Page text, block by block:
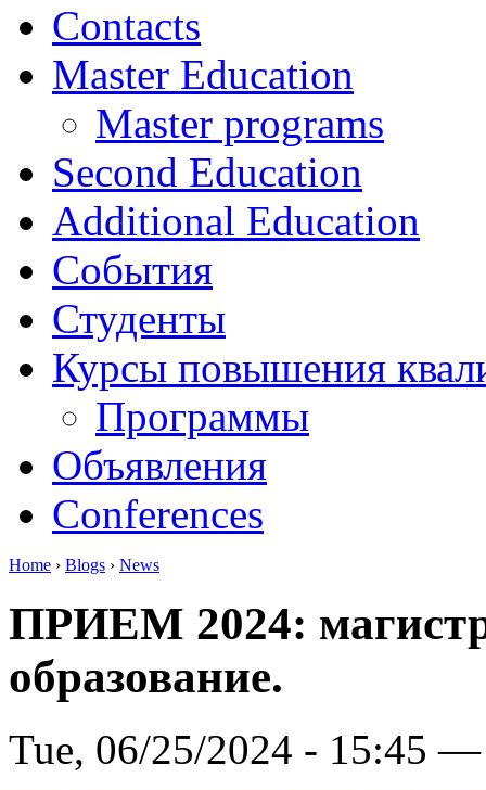
Contacts
Master Education
Master programs
Second Education
Additional Education
События
Студенты
Курсы повышения
Программы
Объявления
Conferences
Home › Blogs › News
ПРИЕМ 2024:
образование.
Tue, 06/25/2024 - 15:45 —